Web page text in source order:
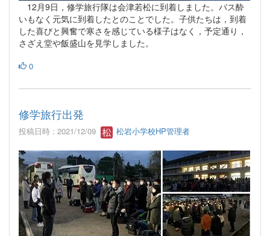
12月9日，修学旅行隊は会津若松に到着しました。バス酔
いもなく元気に到着したとのことでした。子供たちは，到着
した喜びと興奮で寒さを感じている様子はなく，予定通り，
さざえ堂や飯盛山を見学しました。
0
修学旅行出発
投稿日時 : 2021/12/09 松岩小学校HP管理者